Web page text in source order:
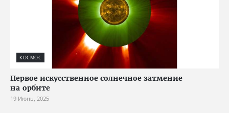
КОСМОС
Первое искусственное солнечное затмение
на орбите
19 Июнь, 2025